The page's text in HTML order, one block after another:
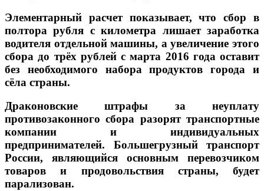
Элементарный расчет показывает, что сбор в
полтора рубля с километра лишает заработка
водителя отдельной машины, а увеличение этого
сбора до трёх рублей с марта 2016 года оставит
без необходимого набора продуктов города и
сёла страны.
Драконовские штрафы за неуплату
противозаконного сбора разорят транспортные
компании и индивидуальных
предпринимателей. Большегрузный транспорт
России, являющийся основным перевозчиком
товаров и продовольствия страны, будет
парализован.